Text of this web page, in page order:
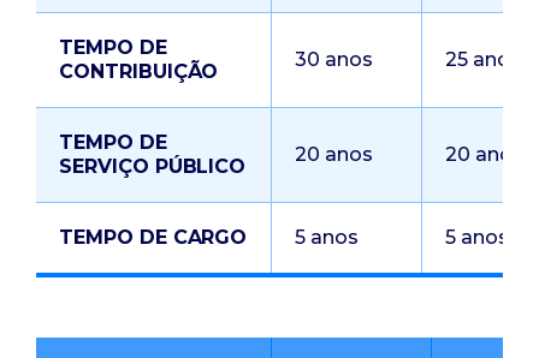
TEMPO DE
CONTRIBUIÇÃO
30 anos 25 anos
TEMPO DE
SERVIÇO PÚBLICO
20 anos 20 anos
TEMPO DE CARGO 5 anos 5 anos